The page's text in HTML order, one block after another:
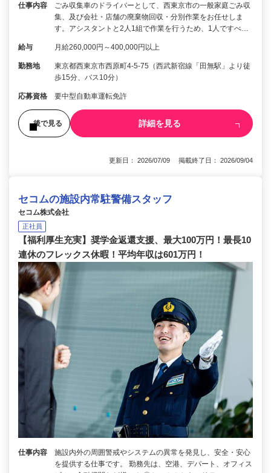
仕事内容
ごみ収集車のドライバーとして、西東京市の一般家庭ごみ収
集、及び会社・店舗の廃棄物回収・分別作業をお任せしま
す。アシスタントと2人1組で作業を行うため、1人ですべ…
給与 月給260,000円～400,000円以上
勤務地
東京都西東京市西原町4-5-75（西武新宿線「田無駅」より徒
歩15分、バス10分）
応募資格 要中型自動車運転免許
後で見る 詳細を見る
更新日： 2026/07/09 掲載終了日： 2026/09/04
セコムの施設内常駐警備スタッフ
セコム株式会社
正社員
【福利厚生充実】奨学金返還支援、最大100万円！最長10
連休のフレックス休暇！平均年収は601万円！
仕事内容
施設内外の周囲警戒やシステムの異常を発見し、安全・安心
を提供する仕事です。 勤務先は、空港、デパート、オフィス